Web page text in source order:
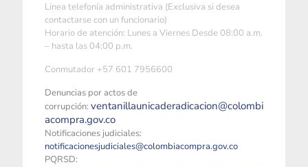
Linea telefonía administrativa (Exclusiva si desea
contactarse con un funcionario)
Horario de atención: Lunes a Viernes Desde 08:00 a.m.
– hasta las 04:00 p.m.
Conmutador +57 601 7956600
Denuncias por actos de
corrupción: ventanillaunicaderadicacion@colombi
acompra.gov.co
Notificaciones judiciales:
notificacionesjudiciales@colombiacompra.gov.co
PQRSD: